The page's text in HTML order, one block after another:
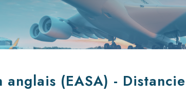
anglais (EASA) -